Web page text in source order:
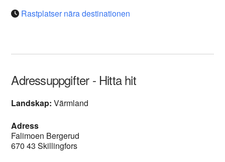
Rastplatser nära destinationen
Adressuppgifter - Hitta hit
Landskap:Värmland
Adress
Falimoen Bergerud
670 43 Skillingfors